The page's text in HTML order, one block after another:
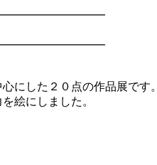
にした２０点の作品展です。
絵にしました。